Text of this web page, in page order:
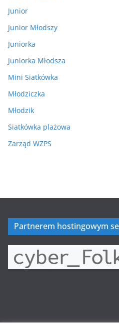
Junior
Junior Młodszy
Juniorka
Juniorka Młodsza
Mini Siatkówka
Młodziczka
Młodzik
Siatkówka plażowa
Zarząd WZPS
Partnerem hostingowym